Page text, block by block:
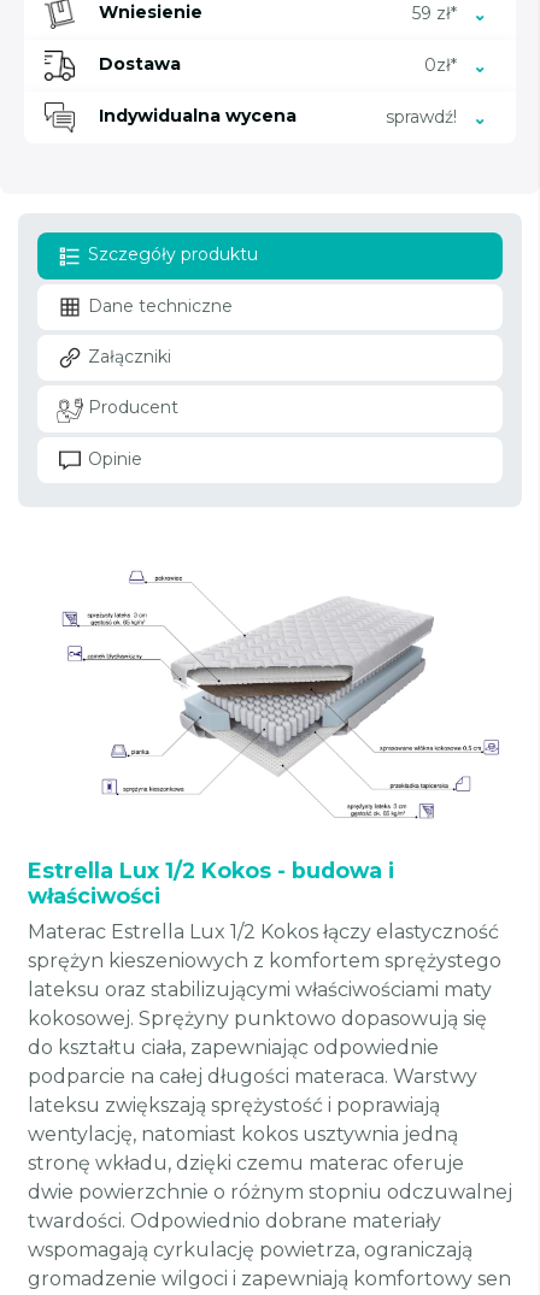
Wniesienie 59 zł*
Dostawa 0zł*
Indywidualna wycena sprawdź!
Szczegóły produktu
Dane techniczne
Załączniki
Producent
Opinie
Estrella Lux 1/2 Kokos - budowa i
właściwości
Materac Estrella Lux 1/2 Kokos łączy elastyczność
sprężyn kieszeniowych z komfortem sprężystego
lateksu oraz stabilizującymi właściwościami maty
kokosowej. Sprężyny punktowo dopasowują się
do kształtu ciała, zapewniając odpowiednie
podparcie na całej długości materaca. Warstwy
lateksu zwiększają sprężystość i poprawiają
wentylację, natomiast kokos usztywnia jedną
stronę wkładu, dzięki czemu materac oferuje
dwie powierzchnie o różnym stopniu odczuwalnej
twardości. Odpowiednio dobrane materiały
wspomagają cyrkulację powietrza, ograniczają
gromadzenie wilgoci i zapewniają komfortowy sen